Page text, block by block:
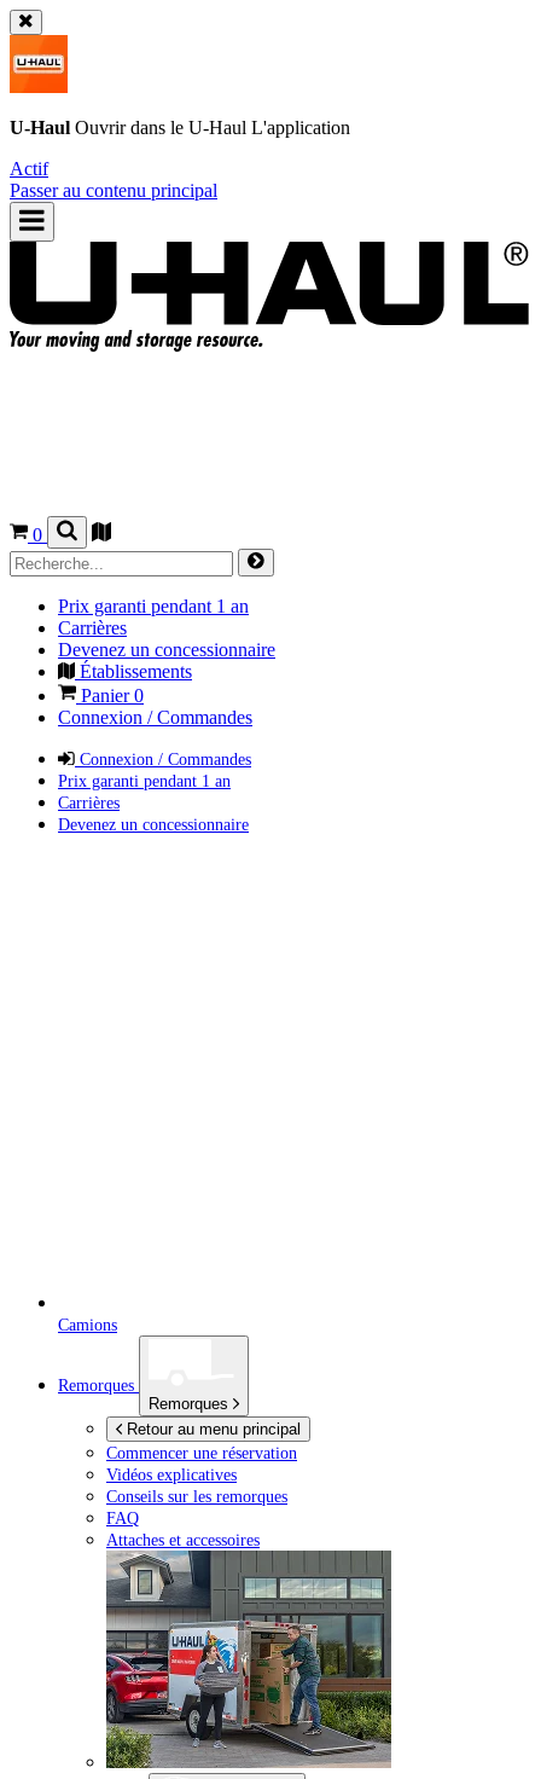
U-Haul Ouvrir dans le U-Haul L'application
Actif
Passer au contenu principal
0
Prix garanti pendant 1 an
Carrières
Devenez un concessionnaire
Établissements
Panier0
Connexion / Commandes
Connexion / Commandes
Prix garanti pendant 1 an
Carrières
Devenez un concessionnaire
Camions
Remorques
Remorques
Retour au menu principal
Commencer une réservation
Vidéos explicatives
Conseils sur les remorques
FAQ
Attaches et accessoires